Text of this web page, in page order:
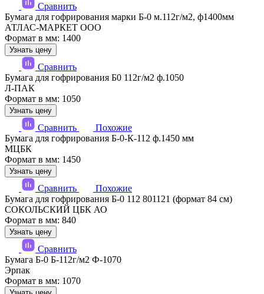
Сравнить
Бумага для гофрирования марки Б-0 м.112г/м2, ф1400мм
АТЛАС-МАРКЕТ ООО
Формат в мм: 1400
Узнать цену
Сравнить
Бумага для гофрирования Б0 112г/м2 ф.1050
Л-ПАК
Формат в мм: 1050
Узнать цену
Сравнить
Похожие
Бумага для гофрирования Б-0-К-112 ф.1450 мм
МЦБК
Формат в мм: 1450
Узнать цену
Сравнить
Похожие
Бумага для гофрирования Б-0 112 801121 (формат 84 см)
СОКОЛЬСКИЙ ЦБК АО
Формат в мм: 840
Узнать цену
Сравнить
Бумага Б-0 Б-112г/м2 Ф-1070
Эрпак
Формат в мм: 1070